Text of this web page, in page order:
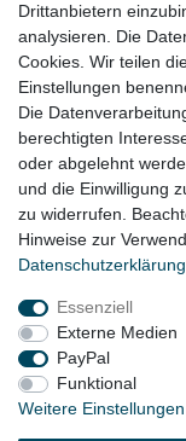
VW New Beetle
VW Passat 3BG Bj.
Drittanbietern
analysieren. Die
Cookies. Wir teilen
Einstellungen
Die
berechtigten
oder abgelehnt
und die Einwilligung
zu widerrufen.
Hinweise zur
Daten­schutz­erklärung
Essenziell
Externe Medien
PayPal
Funktional
Weitere Einstellungen
Impressum
Widerrufs­recht